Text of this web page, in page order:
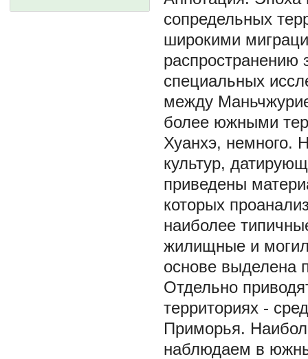
сопредельных
широкими
распространению
специальных
между
более южными
Хуанхэ, немного.
культур,
приведены
которых
наиболее
жилищные и
основе выделена
Отдельно
территориях -
Приморья.
наблюдаем в